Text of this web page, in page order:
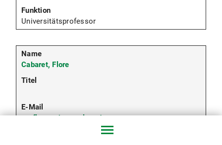
Universitätsprofessor
Cabaret, Flore
flore.cabaret@lmu.de